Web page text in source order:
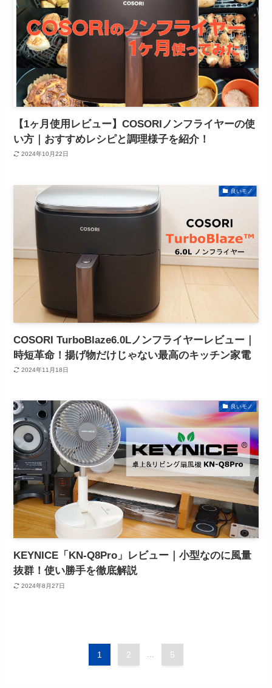
【1ヶ月使用レビュー】COSORIノンフライヤーの使
い方｜おすすめレシピと調理様子を紹介！
2024年10月22日
良いモノ
COSORI TurboBlaze6.0Lノンフライヤーレビュー｜
時短革命！揚げ物だけじゃない最高のキッチン家電
2024年11月18日
良いモノ
KEYNICE「KN-Q8Pro」レビュー｜小型なのに風量
抜群！使い勝手を徹底解説
2024年8月27日
1 2 ... 5